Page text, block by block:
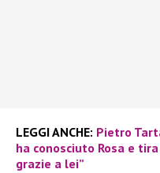
LEGGI ANCHE: Pietro
ha conosciuto Rosa e
grazie a lei”